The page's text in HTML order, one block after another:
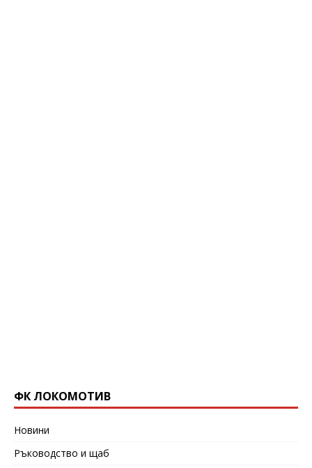
ФК ЛОКОМОТИВ
Новини
Ръководство и щаб